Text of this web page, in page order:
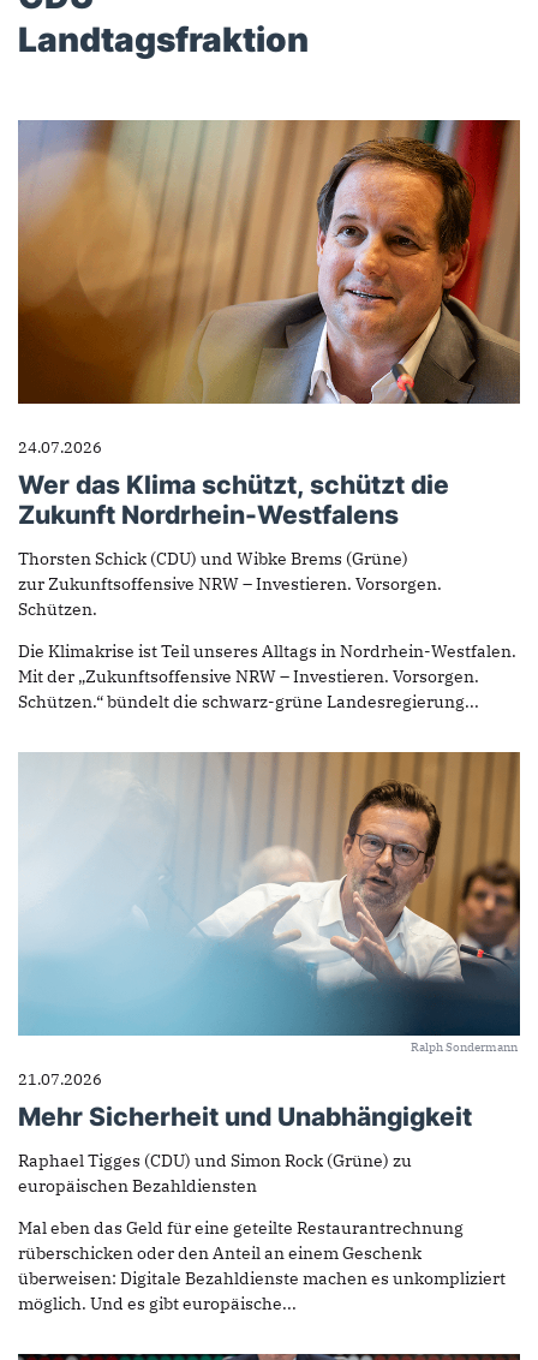
Landtagsfraktion
24.07.2026
Wer das Klima schützt, schützt die
Zukunft Nordrhein-Westfalens
Thorsten Schick (CDU) und Wibke Brems (Grüne)
zur Zukunftsoffensive NRW – Investieren. Vorsorgen.
Schützen.
Die Klimakrise ist Teil unseres Alltags in Nordrhein-Westfalen.
Mit der „Zukunftsoffensive NRW – Investieren. Vorsorgen.
Schützen.“ bündelt die schwarz-grüne Landesregierung...
Ralph Sondermann
21.07.2026
Mehr Sicherheit und Unabhängigkeit
Raphael Tigges (CDU) und Simon Rock (Grüne) zu
europäischen Bezahldiensten
Mal eben das Geld für eine geteilte Restaurantrechnung
rüberschicken oder den Anteil an einem Geschenk
überweisen: Digitale Bezahldienste machen es unkompliziert
möglich. Und es gibt europäische...